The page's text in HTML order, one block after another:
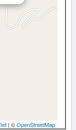
| ©OpenStreetMap